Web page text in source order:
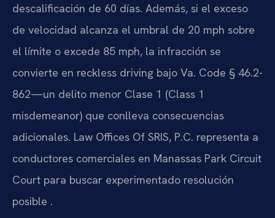
descalificación de 60 días. Además, si el exceso
de velocidad alcanza el umbral de 20 mph sobre
el límite o excede 85 mph, la infracción se
convierte en reckless driving bajo Va. Code § 46.2-
862—un delito menor Clase 1 (Class 1
misdemeanor) que conlleva consecuencias
adicionales. Law Offices Of SRIS, P.C. representa a
conductores comerciales en Manassas Park Circuit
Court para buscar experimentado resolución
posible .